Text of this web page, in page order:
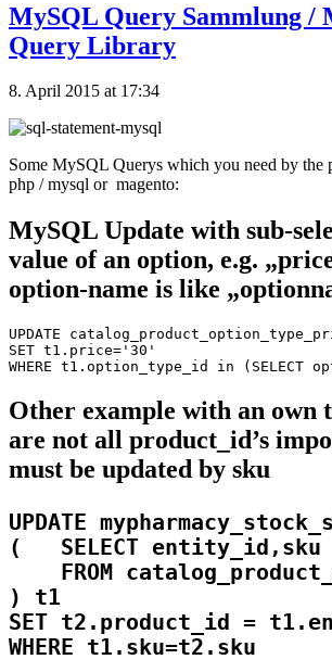
MySQL Query Sammlung /
Query Library
8. April 2015 at 17:34
Some MySQL Querys which you need by the
php / mysql or magento:
MySQL Update with sub-
value of an option, e.g.
option-name is like
UPDATE
SET t1.price='30'
Other example with an own
are not all product_id’s
must be updated by sku
UPDATE
(   SELECT entity_id,sku
FROM
) t1
SET t2.product_id =